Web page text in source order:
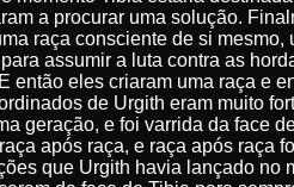
a procurar uma solução.
raça consciente de si mesmo,
assumir a luta contra as
então eles criaram uma raça e
de Urgith eram muito
geração, e foi varrida da face
após raça, e raça após raça
que Urgith havia lançado no